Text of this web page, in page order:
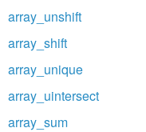
array_unshift
array_shift
array_unique
array_uintersect
array_sum